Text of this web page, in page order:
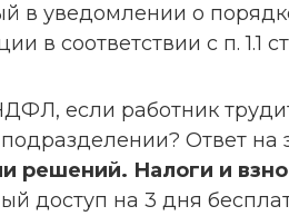
в уведомлении о
в соответствии с п. 1.1
если работник
Ответ на
решений. Налоги и
доступ на 3 дня